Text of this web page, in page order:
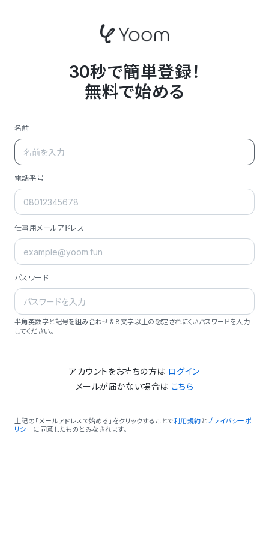
30秒で簡単登録！
無料で始める
名前
電話番号
仕事用メールアドレス
パスワード
半角英数字と記号を組み合わせた8文字以上の想定されにくいパスワードを入力
してください。
アカウントをお持ちの方は ログイン
メールが届かない場合は こちら
上記の「メールアドレスで始める」をクリックすることで利用規約 とプライバシーポ
リシーに同意したものとみなされます。